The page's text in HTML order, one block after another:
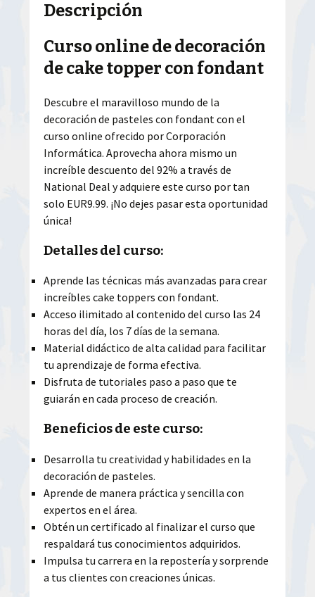
Descripción
Curso online de decoración
de cake topper con fondant
Descubre el maravilloso mundo de la
decoración de pasteles con fondant con el
curso online ofrecido por Corporación
Informática. Aprovecha ahora mismo un
increíble descuento del 92% a través de
National Deal y adquiere este curso por tan
solo EUR9.99. ¡No dejes pasar esta oportunidad
única!
Detalles del curso:
Aprende las técnicas más avanzadas para crear
increíbles cake toppers con fondant.
Acceso ilimitado al contenido del curso las 24
horas del día, los 7 días de la semana.
Material didáctico de alta calidad para facilitar
tu aprendizaje de forma efectiva.
Disfruta de tutoriales paso a paso que te
guiarán en cada proceso de creación.
Beneficios de este curso:
Desarrolla tu creatividad y habilidades en la
decoración de pasteles.
Aprende de manera práctica y sencilla con
expertos en el área.
Obtén un certificado al finalizar el curso que
respaldará tus conocimientos adquiridos.
Impulsa tu carrera en la repostería y sorprende
a tus clientes con creaciones únicas.